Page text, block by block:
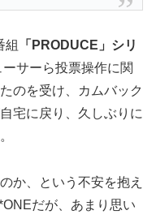
組
「PRODUCE」シリ
サーら投票操作に関
のを受け、カムバック
宅に戻り、久しぶりに
か、という不安を抱え
だが、あまり思い